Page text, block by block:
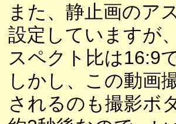
また、静止画のア
設定していますが
スペクト比は16:9
しかし、この動画
されるのも撮影ボ